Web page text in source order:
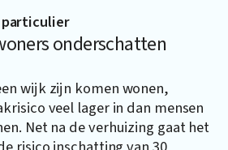
particulier
onderschatten
wijk zijn komen wonen,
veel lager in dan mensen
Net na de verhuizing gaat het